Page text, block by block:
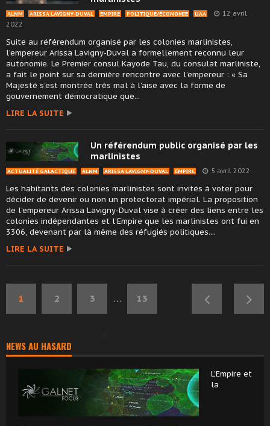
ALNM ARISSA LAVIGNY-DUVAL EMPIRE POLITIQUE/ÉCONOMIE UAA
12 avril
2022
Suite au référendum organisé par les colonies marlinistes,
l’empereur Arissa Lavigny-Duval a formellement reconnu leur
autonomie. Le Premier consul Kayode Tau, du consulat marliniste,
a fait le point sur sa dernière rencontre avec l’empereur : « Sa
Majesté s’est montrée très mal à l’aise avec la forme de
gouvernement démocratique que...
LIRE LA SUITE
Un référendum public organisé par les
marlinistes
ACTUALITÉ GALACTIQUE ALNM ARISSA LAVIGNY-DUVAL EMPIRE 5 avril 2022
Les habitants des colonies marlinistes sont invités à voter pour
décider de devenir ou non un protectorat impérial. La proposition
de l’empereur Arissa Lavigny-Duval vise à créer des liens entre les
colonies indépendantes et l’Empire que les marlinistes ont fui en
3306, devenant par là même des réfugiés politiques....
LIRE LA SUITE
1 2 3 … 13
NEWS AU HASARD
L’Empire et
la